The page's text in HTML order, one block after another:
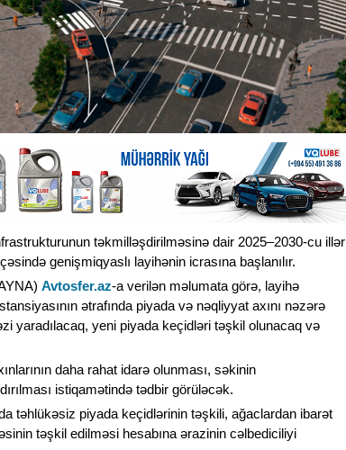
təkmilləşdirilməsinə dair 2025–2030-cu illər
genişmiqyaslı layihənin icrasına başlanılır.
Avtosfer.az-a verilən məlumata görə, layihə
ətrafında piyada və nəqliyyat axını nəzərə
yaradılacaq, yeni piyada keçidləri təşkil olunacaq və
daha rahat idarə olunması, səkinin
istiqamətində tədbir görüləcək.
təhlükəsiz piyada keçidlərinin təşkili, ağaclardan ibarət
təşkil edilməsi hesabına ərazinin cəlbediciliyi